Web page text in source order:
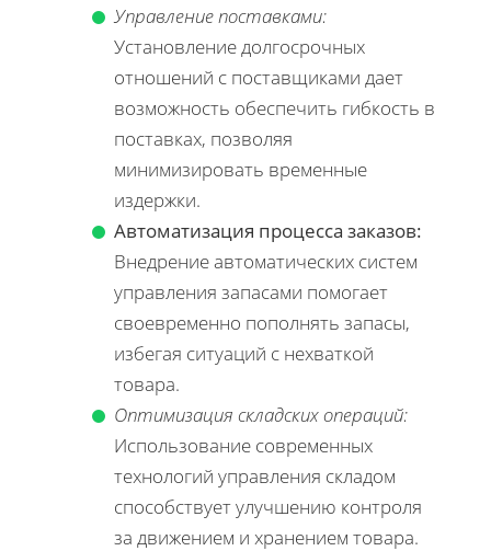
Управление поставками:
Установление долгосрочных
отношений с поставщиками дает
возможность обеспечить гибкость в
поставках, позволяя
минимизировать временные
издержки.
Автоматизация процесса заказов:
Внедрение автоматических систем
управления запасами помогает
своевременно пополнять запасы,
избегая ситуаций с нехваткой
товара.
Оптимизация складских операций:
Использование современных
технологий управления складом
способствует улучшению контроля
за движением и хранением товара.